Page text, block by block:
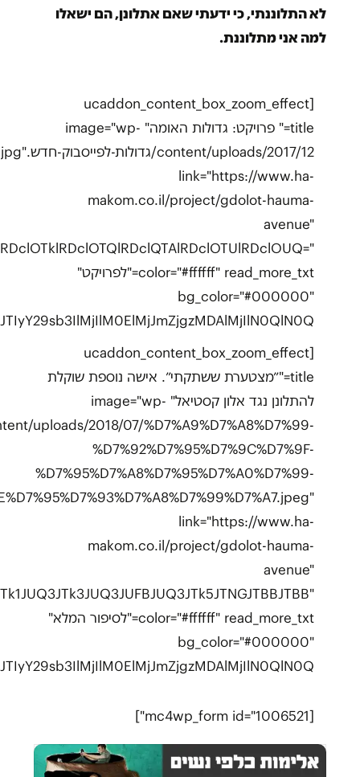
לא התלוננתי, כי ידעתי שאם אתלונן, הם ישאלו
למה אני מתלוננת.
[ucaddon_content_box_zoom_effect
title=" פרויקט: גדולות האומה" image="wp-
content/uploads/2017/12/גדולות-לפייסבוק-חדש.jpg"
link="https://www.ha-
makom.co.il/project/gdolot-hauma-
avenue"
color="#ffffff" read_more_txt="לפרויקט"
bg_color="#000000"
[ucaddon_content_box_zoom_effect
title="״מצטערת ששתקתי״. אישה נוספת שוקלת
להתלונן נגד אלון קסטיאל" image="wp-
uploads/2018/07/%D7%A9%D7%A8%D7%99-
%D7%92%D7%95%D7%9C%D7%9F-
%D7%95%D7%A8%D7%95%D7%A0%D7%99-
link="https://www.ha-
makom.co.il/project/gdolot-hauma-
avenue"
color="#ffffff" read_more_txt="לסיפור המלא"
bg_color="#000000"
[mc4wp_form id="1006521"]